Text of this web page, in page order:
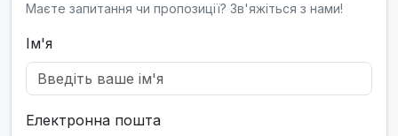
Маєте запитання чи пропозиції? Зв'яжіться з нами!
Ім'я
Електронна пошта